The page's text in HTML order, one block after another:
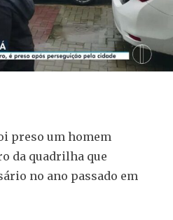
preso um homem
da quadrilha que
no ano passado em